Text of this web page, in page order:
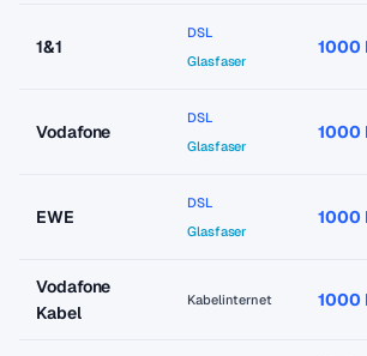
1&1
DSL
Glasfaser
1000
Vodafone
DSL
Glasfaser
1000
EWE
DSL
Glasfaser
1000
Vodafone
Kabel
Kabelinternet 1000